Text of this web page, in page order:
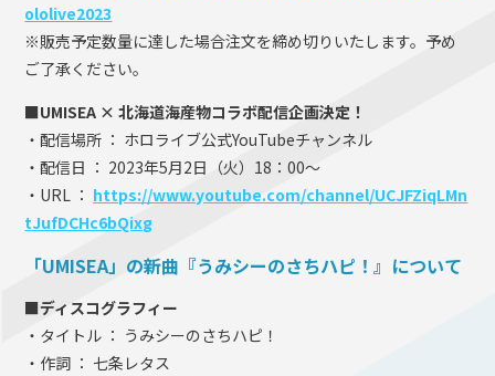
ololive2023
※販売予定数量に達した場合注文を締め切りいたします。予め
ご了承ください。
■UMISEA × 北海道海産物コラボ配信企画決定！
・配信場所 ： ホロライブ公式YouTubeチャンネル
・配信日 ： 2023年5月2日（火）18：00～
・URL ： https://www.youtube.com/channel/UCJFZiqLMn
tJufDCHc6bQixg
「UMISEA」の新曲『うみシーのさちハピ！』について
■ディスコグラフィー
・タイトル ： うみシーのさちハピ！
・作詞 ： 七条レタス